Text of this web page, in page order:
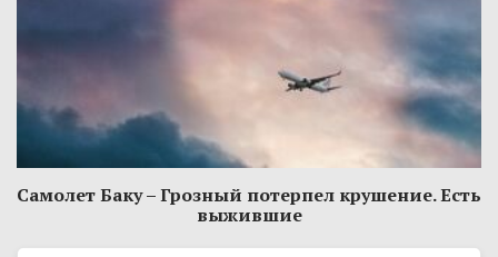
Самолет Баку – Грозный потерпел крушение. Есть
выжившие